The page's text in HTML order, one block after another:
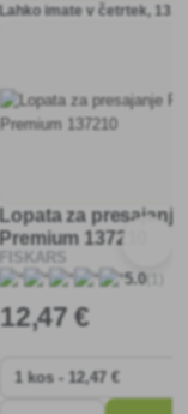
Lahko imate v četrtek,
Lopata za
Premium 137210
FISKARS
5.0(1)
12,47 €